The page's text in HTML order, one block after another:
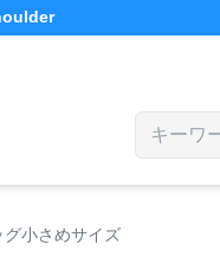
小さめサイズ